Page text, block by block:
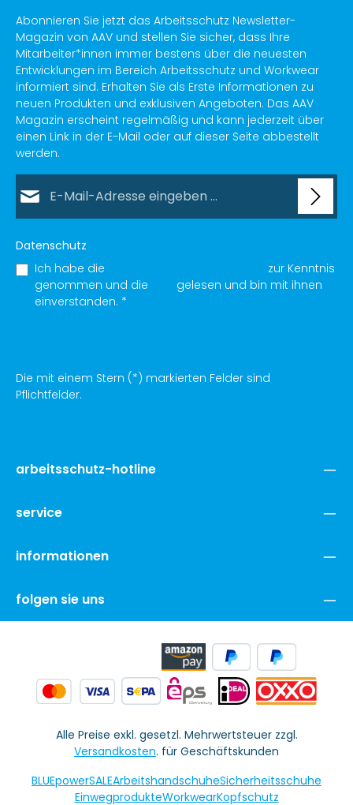
Abonnieren Sie jetzt das Arbeitsschutz Newsletter-
Magazin von AAV und stellen Sie sicher, dass Ihre
Mitarbeiter*innen immer bestens über die neuesten
Entwicklungen im Bereich Arbeitsschutz und Workwear
informiert sind. Erhalten Sie als Erste Informationen zu
neuen Produkten und exklusiven Angeboten. Das AAV
Magazin erscheint regelmäßig und kann jederzeit über
einen Link in der E-Mail oder auf dieser Seite abbestellt
werden.
Datenschutz
Ich habe die
zur Kenntnis
genommen und die
gelesen und bin mit ihnen
einverstanden. *
Die mit einem Stern (*) markierten Felder sind
Pflichtfelder.
arbeitsschutz-hotline
service
informationen
folgen sie uns
Alle Preise exkl. gesetzl. Mehrwertsteuer zzgl.
Versandkosten. für Geschäftskunden
BLUEpowerSALEArbeitshandschuheSicherheitsschuhe
EinwegprodukteWorkwearKopfschutz